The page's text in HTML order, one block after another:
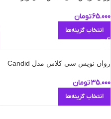
65.000تومان
انتخاب گزینه‌ها
روان نویس سی کلاس مدل Candid
35.000تومان
انتخاب گزینه‌ها